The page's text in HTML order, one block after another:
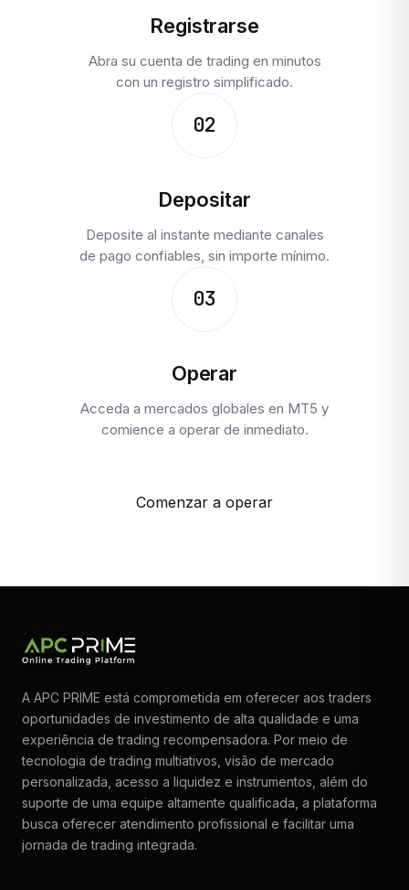
Registrarse
Abra su cuenta de trading en minutos
con un registro simplificado.
02
Depositar
Deposite al instante mediante canales
de pago confiables, sin importe mínimo.
03
Operar
Acceda a mercados globales en MT5 y
comience a operar de inmediato.
Comenzar a operar
A APC PRIME está comprometida em oferecer aos traders
oportunidades de investimento de alta qualidade e uma
experiência de trading recompensadora. Por meio de
tecnologia de trading multiativos, visão de mercado
personalizada, acesso a liquidez e instrumentos, além do
suporte de uma equipe altamente qualificada, a plataforma
busca oferecer atendimento profissional e facilitar uma
jornada de trading integrada.